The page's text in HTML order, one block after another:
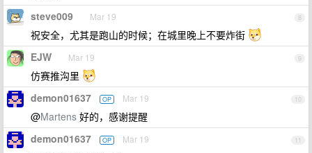
8
steve009 Mar 19
祝安全，尤其是跑山的时候；在城里晚上不要炸街
9
EJW Mar 19
仿赛推沟里
10
demon01637 OP Mar 19
@Martens 好的，感谢提醒
11
demon01637 OP Mar 19